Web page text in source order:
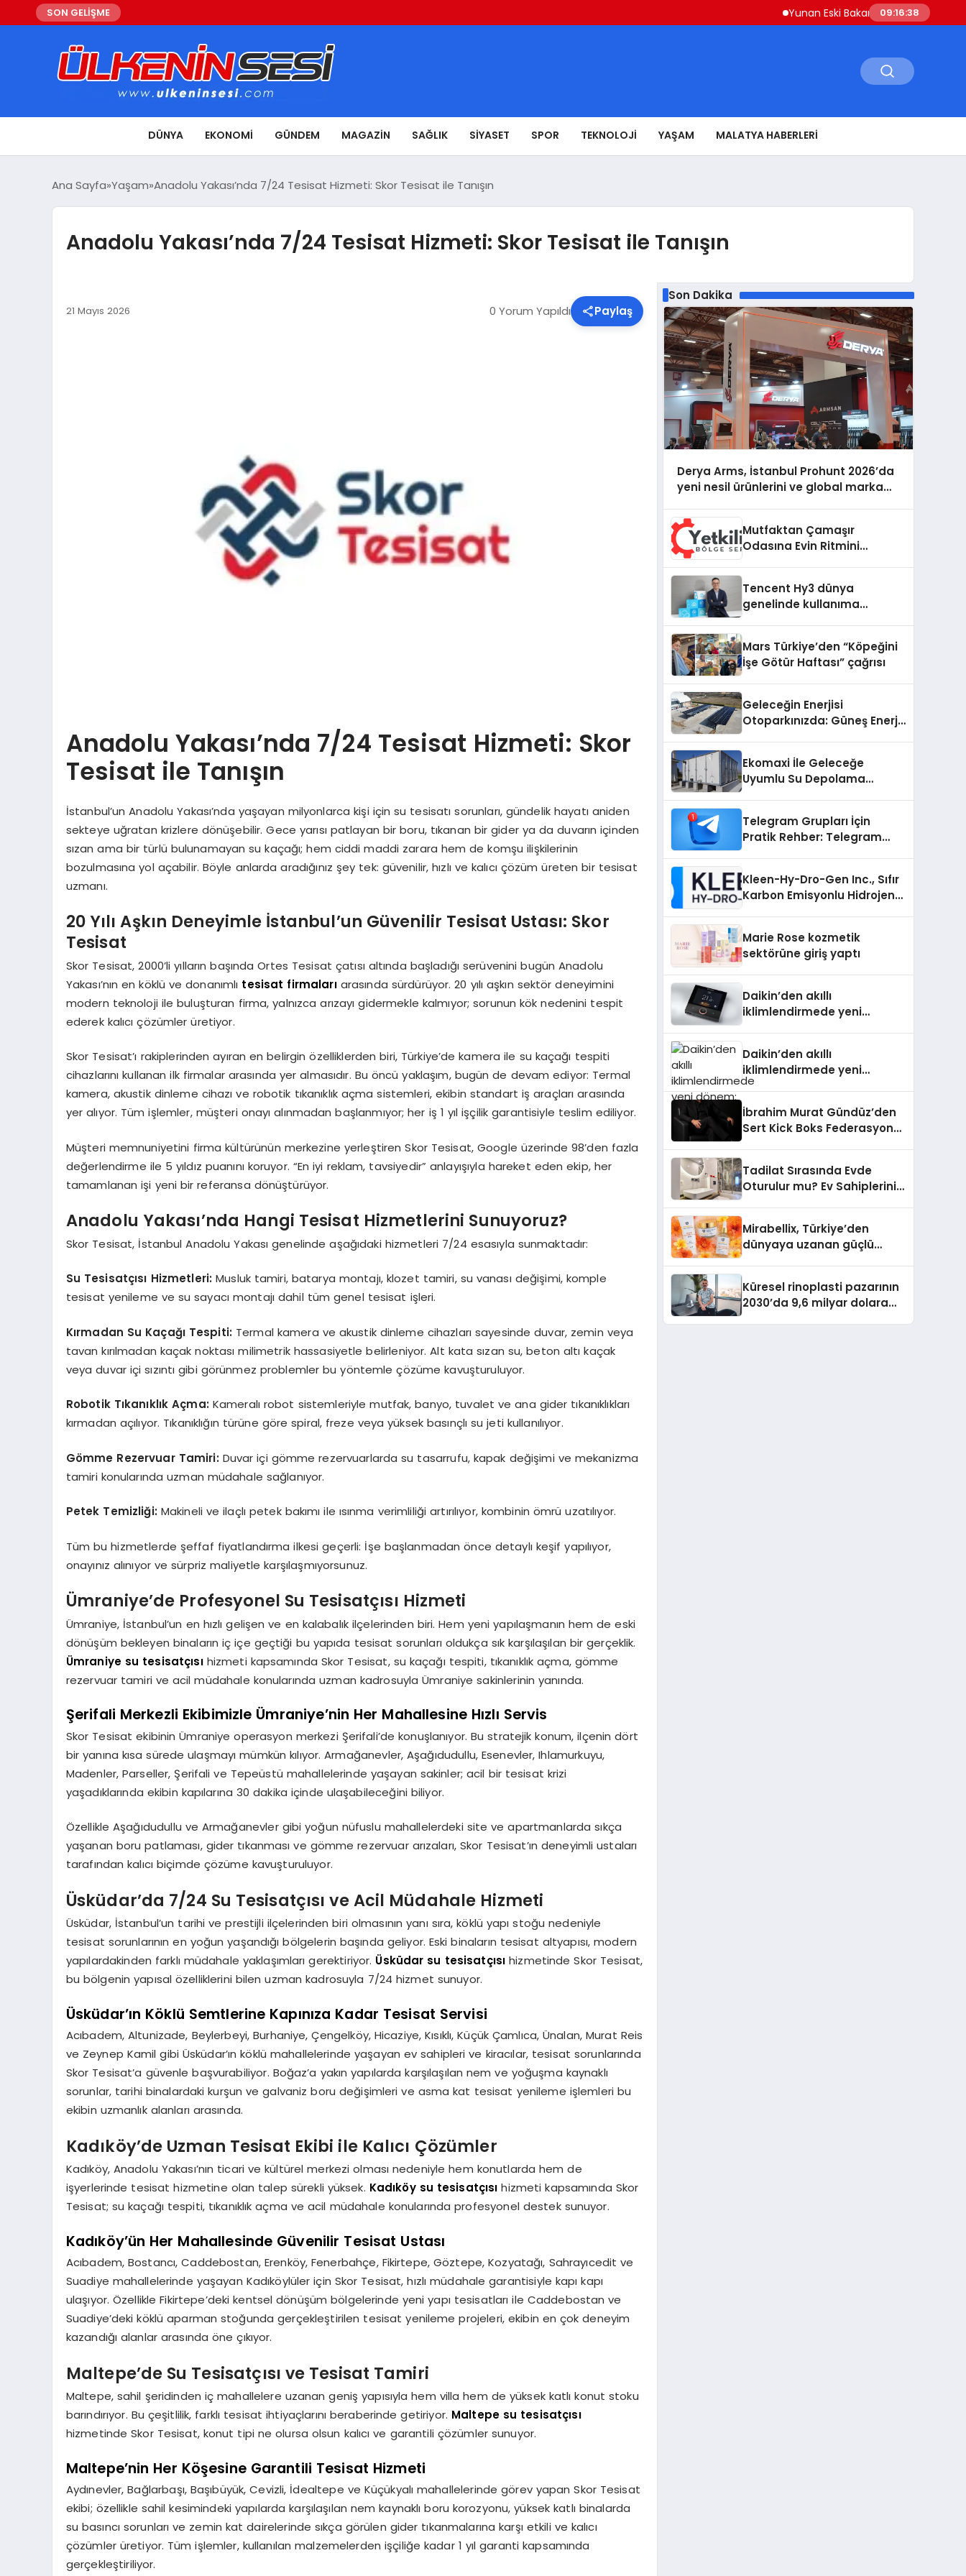
SON GELİŞME Yunan Eski Bakan Varoufakis’ten Atina’ya
09:16:39
DÜNYA EKONOMI GÜNDEM MAGAZIN SAĞLIK SIYASET SPOR TEKNOLOJI YAŞAM MALATYA HABERLERI
Ana Sayfa Yaşam Anadolu Yakası’nda 7/24 Tesisat Hizmeti: Skor Tesisat ile Tanışın
Anadolu Yakası’nda 7/24 Tesisat Hizmeti: Skor Tesisat ile Tanışın
21 Mayıs 2026 0 Yorum Yapıldı Paylaş
Anadolu Yakası’nda 7/24 Tesisat Hizmeti: Skor
Tesisat ile Tanışın
İstanbul’un Anadolu Yakası’nda yaşayan milyonlarca kişi için su tesisatı sorunları, gündelik hayatı aniden
sekteye uğratan krizlere dönüşebilir. Gece yarısı patlayan bir boru, tıkanan bir gider ya da duvarın içinden
sızan ama bir türlü bulunamayan su kaçağı; hem ciddi maddi zarara hem de komşu ilişkilerinin
bozulmasına yol açabilir. Böyle anlarda aradığınız şey tek: güvenilir, hızlı ve kalıcı çözüm üreten bir tesisat
uzmanı.
20 Yılı Aşkın Deneyimle İstanbul’un Güvenilir Tesisat Ustası: Skor
Tesisat
Skor Tesisat, 2000’li yılların başında Ortes Tesisat çatısı altında başladığı serüvenini bugün Anadolu
Yakası’nın en köklü ve donanımlı tesisat firmaları arasında sürdürüyor. 20 yılı aşkın sektör deneyimini
modern teknoloji ile buluşturan firma, yalnızca arızayı gidermekle kalmıyor; sorunun kök nedenini tespit
ederek kalıcı çözümler üretiyor.
Skor Tesisat’ı rakiplerinden ayıran en belirgin özelliklerden biri, Türkiye’de kamera ile su kaçağı tespiti
cihazlarını kullanan ilk firmalar arasında yer almasıdır. Bu öncü yaklaşım, bugün de devam ediyor: Termal
kamera, akustik dinleme cihazı ve robotik tıkanıklık açma sistemleri, ekibin standart iş araçları arasında
yer alıyor. Tüm işlemler, müşteri onayı alınmadan başlanmıyor; her iş 1 yıl işçilik garantisiyle teslim ediliyor.
Müşteri memnuniyetini firma kültürünün merkezine yerleştiren Skor Tesisat, Google üzerinde 98’den fazla
değerlendirme ile 5 yıldız puanını koruyor. “En iyi reklam, tavsiyedir” anlayışıyla hareket eden ekip, her
tamamlanan işi yeni bir referansa dönüştürüyor.
Anadolu Yakası’nda Hangi Tesisat Hizmetlerini Sunuyoruz?
Skor Tesisat, İstanbul Anadolu Yakası genelinde aşağıdaki hizmetleri 7/24 esasıyla sunmaktadır:
Su Tesisatçısı Hizmetleri: Musluk tamiri, batarya montajı, klozet tamiri, su vanası değişimi, komple
tesisat yenileme ve su sayacı montajı dahil tüm genel tesisat işleri.
Kırmadan Su Kaçağı Tespiti: Termal kamera ve akustik dinleme cihazları sayesinde duvar, zemin veya
tavan kırılmadan kaçak noktası milimetrik hassasiyetle belirleniyor. Alt kata sızan su, beton altı kaçak
veya duvar içi sızıntı gibi görünmez problemler bu yöntemle çözüme kavuşturuluyor.
Robotik Tıkanıklık Açma: Kameralı robot sistemleriyle mutfak, banyo, tuvalet ve ana gider tıkanıklıkları
kırmadan açılıyor. Tıkanıklığın türüne göre spiral, freze veya yüksek basınçlı su jeti kullanılıyor.
Gömme Rezervuar Tamiri: Duvar içi gömme rezervuarlarda su tasarrufu, kapak değişimi ve mekanizma
tamiri konularında uzman müdahale sağlanıyor.
Petek Temizliği: Makineli ve ilaçlı petek bakımı ile ısınma verimliliği artırılıyor, kombinin ömrü uzatılıyor.
Tüm bu hizmetlerde şeffaf fiyatlandırma ilkesi geçerli: İşe başlanmadan önce detaylı keşif yapılıyor,
onayınız alınıyor ve sürpriz maliyetle karşılaşmıyorsunuz.
Ümraniye’de Profesyonel Su Tesisatçısı Hizmeti
Ümraniye, İstanbul’un en hızlı gelişen ve en kalabalık ilçelerinden biri. Hem yeni yapılaşmanın hem de eski
dönüşüm bekleyen binaların iç içe geçtiği bu yapıda tesisat sorunları oldukça sık karşılaşılan bir gerçeklik.
Ümraniye su tesisatçısıhizmeti kapsamında Skor Tesisat, su kaçağı tespiti, tıkanıklık açma, gömme
rezervuar tamiri ve acil müdahale konularında uzman kadrosuyla Ümraniye sakinlerinin yanında.
Şerifali Merkezli Ekibimizle Ümraniye’nin Her Mahallesine Hızlı Servis
Skor Tesisat ekibinin Ümraniye operasyon merkezi Şerifali’de konuşlanıyor. Bu stratejik konum, ilçenin dört
bir yanına kısa sürede ulaşmayı mümkün kılıyor. Armağanevler, Aşağıdudullu, Esenevler, Ihlamurkuyu,
Madenler, Parseller, Şerifali ve Tepeüstü mahallelerinde yaşayan sakinler; acil bir tesisat krizi
yaşadıklarında ekibin kapılarına 30 dakika içinde ulaşabileceğini biliyor.
Özellikle Aşağıdudullu ve Armağanevler gibi yoğun nüfuslu mahallelerdeki site ve apartmanlarda sıkça
yaşanan boru patlaması, gider tıkanması ve gömme rezervuar arızaları, Skor Tesisat’ın deneyimli ustaları
tarafından kalıcı biçimde çözüme kavuşturuluyor.
Üsküdar’da 7/24 Su Tesisatçısı ve Acil Müdahale Hizmeti
Üsküdar, İstanbul’un tarihi ve prestijli ilçelerinden biri olmasının yanı sıra, köklü yapı stoğu nedeniyle
tesisat sorunlarının en yoğun yaşandığı bölgelerin başında geliyor. Eski binaların tesisat altyapısı, modern
yapılardakinden farklı müdahale yaklaşımları gerektiriyor. Üsküdar su tesisatçısı hizmetinde Skor Tesisat,
bu bölgenin yapısal özelliklerini bilen uzman kadrosuyla 7/24 hizmet sunuyor.
Üsküdar’ın Köklü Semtlerine Kapınıza Kadar Tesisat Servisi
Acıbadem, Altunizade, Beylerbeyi, Burhaniye, Çengelköy, Hicaziye, Kısıklı, Küçük Çamlıca, Ünalan, Murat Reis
ve Zeynep Kamil gibi Üsküdar’ın köklü mahallelerinde yaşayan ev sahipleri ve kiracılar, tesisat sorunlarında
Skor Tesisat’a güvenle başvurabiliyor. Boğaz’a yakın yapılarda karşılaşılan nem ve yoğuşma kaynaklı
sorunlar, tarihi binalardaki kurşun ve galvaniz boru değişimleri ve asma kat tesisat yenileme işlemleri bu
ekibin uzmanlık alanları arasında.
Kadıköy’de Uzman Tesisat Ekibi ile Kalıcı Çözümler
Kadıköy, Anadolu Yakası’nın ticari ve kültürel merkezi olması nedeniyle hem konutlarda hem de
işyerlerinde tesisat hizmetine olan talep sürekli yüksek. Kadıköy su tesisatçısı hizmeti kapsamında Skor
Tesisat; su kaçağı tespiti, tıkanıklık açma ve acil müdahale konularında profesyonel destek sunuyor.
Kadıköy’ün Her Mahallesinde Güvenilir Tesisat Ustası
Acıbadem, Bostancı, Caddebostan, Erenköy, Fenerbahçe, Fikirtepe, Göztepe, Kozyatağı, Sahrayıcedit ve
Suadiye mahallelerinde yaşayan Kadıköylüler için Skor Tesisat, hızlı müdahale garantisiyle kapı kapı
ulaşıyor. Özellikle Fikirtepe’deki kentsel dönüşüm bölgelerinde yeni yapı tesisatları ile Caddebostan ve
Suadiye’deki köklü aparman stoğunda gerçekleştirilen tesisat yenileme projeleri, ekibin en çok deneyim
kazandığı alanlar arasında öne çıkıyor.
Maltepe’de Su Tesisatçısı ve Tesisat Tamiri
Maltepe, sahil şeridinden iç mahallelere uzanan geniş yapısıyla hem villa hem de yüksek katlı konut stoku
barındırıyor. Bu çeşitlilik, farklı tesisat ihtiyaçlarını beraberinde getiriyor. Maltepe su tesisatçısı
hizmetinde Skor Tesisat, konut tipi ne olursa olsun kalıcı ve garantili çözümler sunuyor.
Maltepe’nin Her Köşesine Garantili Tesisat Hizmeti
Aydınevler, Bağlarbaşı, Başıbüyük, Cevizli, İdealtepe ve Küçükyalı mahallelerinde görev yapan Skor Tesisat
ekibi; özellikle sahil kesimindeki yapılarda karşılaşılan nem kaynaklı boru korozyonu, yüksek katlı binalarda
su basıncı sorunları ve zemin kat dairelerinde sıkça görülen gider tıkanmalarına karşı etkili ve kalıcı
çözümler üretiyor. Tüm işlemler, kullanılan malzemelerden işçiliğe kadar 1 yıl garanti kapsamında
gerçekleştiriliyor.
Son Dakika
Derya Arms, İstanbul Prohunt 2026’da
yeni nesil ürünlerini ve global marka
Mutfaktan Çamaşır
Odasına Evin Ritmini
Destek Deneyimi
Tencent Hy3 dünya
genelinde kullanıma
Mars Türkiye’den “Köpeğini
İşe Götür Haftası” çağrısı
Geleceğin Enerjisi
Otoparkınızda: Güneş Enerjili
Ekomaxi İle Geleceğe
Uyumlu Su Depolama
Telegram Grupları İçin
Pratik Rehber: Telegram
Kleen-Hy-Dro-Gen Inc., Sıfır
Karbon Emisyonlu Hidrojen
Aldı
Marie Rose kozmetik
sektörüne giriş yaptı
Daikin’den akıllı
iklimlendirmede yeni
Daikin’den akıllı
iklimlendirmede yeni
dönem: Madoka Plus
İbrahim Murat Gündüz’den
Sert Kick Boks Federasyonu
Tadilat Sırasında Evde
Oturulur mu? Ev Sahiplerinin
Mirabellix, Türkiye’den
dünyaya uzanan güçlü
Küresel rinoplasti pazarının
2030’da 9,6 milyar dolara